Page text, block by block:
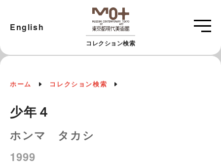
コレクション検索
English
ホーム コレクション検索
少年４
ホンマ タカシ
1999